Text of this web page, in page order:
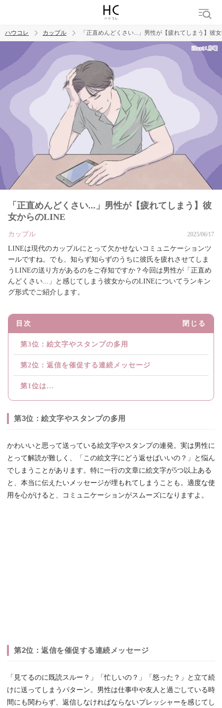
トレンド ワード
カップル エッチ セックス 長続き
ハウコレ カップル 「正直めんどくさい...」男性が【疲れてしまう】彼
「正直めんどくさい...」男性が【疲れてしまう】彼
女からのLINE
カップル 2025/06/17
LINEは現代のカップルにとって欠かせないコミュニケーションツ
ールですね。でも、知らず知らずのうちに彼氏を疲れさせてしま
うLINEの送り方があるのをご存知ですか？今回は男性が「正直め
んどくさい...」と感じてしまう彼女からのLINEについてランキン
グ形式でご紹介します。
目次 閉じる
第3位：絵文字やスタンプの多用
第2位：返信を催促する連続メッセージ
第1位は...
第3位：絵文字やスタンプの多用
かわいいと思って送っている絵文字やスタンプの連発。実は男性に
とって解読が難しく、「この絵文字にどう返せばいいの？」と悩ん
でしまうことがあります。特に一行の文章に絵文字が5つ以上ある
と、本当に伝えたいメッセージが埋もれてしまうことも。適度な使
用を心がけると、コミュニケーションがスムーズになりますよ。
第2位：返信を催促する連続メッセージ
「見てるのに既読スルー？」「忙しいの？」「怒った？」と立て続
けに送ってしまうパターン。男性は仕事中や友人と過ごしている時
間にも関わらず、返信しなければならないプレッシャーを感じてし